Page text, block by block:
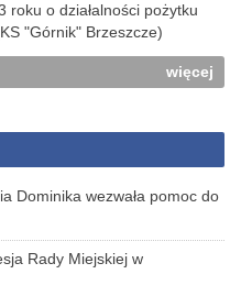
roku o działalności pożytku
"Górnik" Brzeszcze)
więcej
Dominika wezwała pomoc do
Rady Miejskiej w